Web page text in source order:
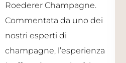
Roederer Champagne.
Commentata da uno dei
nostri esperti di
champagne, l’esperienza